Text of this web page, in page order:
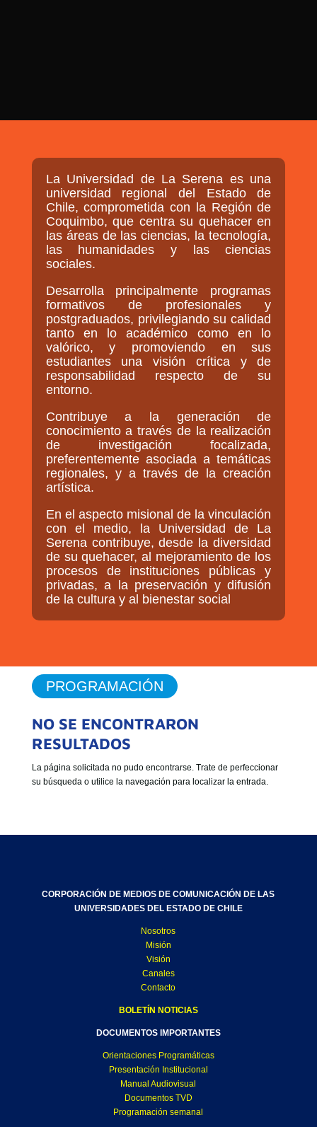
QUIENES SOMOS
MISIÓN
VISIÓN
GOBIERNO CORPORATIVO
NUESTRO EQUIPO
La Universidad de La Serena es una
universidad regional del Estado de
Chile, comprometida con la Región de
Coquimbo, que centra su quehacer en
las áreas de las ciencias, la tecnología,
las humanidades y las ciencias
sociales.
Desarrolla principalmente programas
formativos de profesionales y
postgraduados, privilegiando su calidad
tanto en lo académico como en lo
valórico, y promoviendo en sus
estudiantes una visión crítica y de
responsabilidad respecto de su
entorno.
Contribuye a la generación de
conocimiento a través de la realización
de investigación focalizada,
preferentemente asociada a temáticas
regionales, y a través de la creación
artística.
En el aspecto misional de la vinculación
con el medio, la Universidad de La
Serena contribuye, desde la diversidad
de su quehacer, al mejoramiento de los
procesos de instituciones públicas y
privadas, a la preservación y difusión
de la cultura y al bienestar social
PROGRAMACIÓN
NO SE ENCONTRARON
RESULTADOS
La página solicitada no pudo encontrarse. Trate de perfeccionar
su búsqueda o utilice la navegación para localizar la entrada.
CORPORACIÓN DE MEDIOS DE COMUNICACIÓN DE LAS
UNIVERSIDADES DEL ESTADO DE CHILE
Nosotros
Misión
Visión
Canales
Contacto
BOLETÍN NOTICIAS
DOCUMENTOS IMPORTANTES
Orientaciones Programáticas
Presentación Institucional
Manual Audiovisual
Documentos TVD
Programación semanal